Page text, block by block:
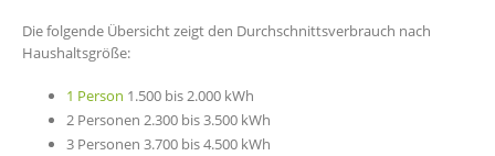
Die folgende Übersicht zeigt den Durchschnittsverbrauch nach
Haushaltsgröße:
1 Person 1.500 bis 2.000 kWh
2 Personen 2.300 bis 3.500 kWh
3 Personen 3.700 bis 4.500 kWh